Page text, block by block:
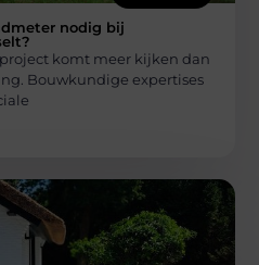
nodig bij
komt meer kijken dan
Bouwkundige expertises